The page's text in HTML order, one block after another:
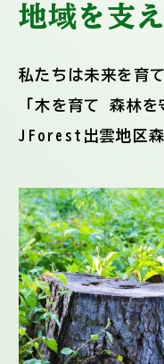
地域を支
私たちは未来を育
「木を育て 森林
JForest出雲地区森